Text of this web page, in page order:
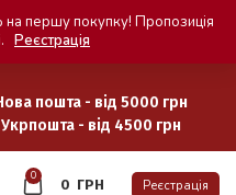
пошта - від 5000 грн
- від 4500 грн
0
0 ГРН Реєстрація
на першу покупку! Пропозиція
Реєстрація